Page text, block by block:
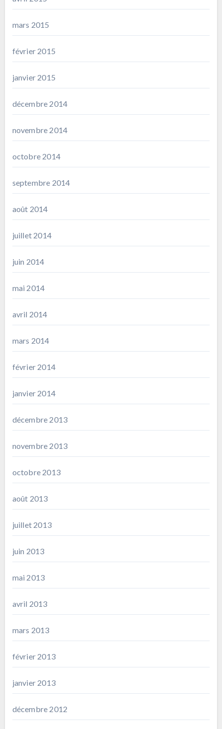
mars 2015
février 2015
janvier 2015
décembre 2014
novembre 2014
octobre 2014
septembre 2014
août 2014
juillet 2014
juin 2014
mai 2014
avril 2014
mars 2014
février 2014
janvier 2014
décembre 2013
novembre 2013
octobre 2013
août 2013
juillet 2013
juin 2013
mai 2013
avril 2013
mars 2013
février 2013
janvier 2013
décembre 2012